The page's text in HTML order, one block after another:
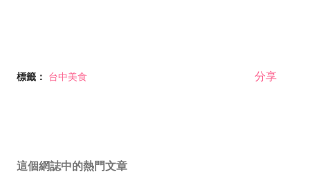
標籤： 台中美食 分享
這個網誌中的熱門文章